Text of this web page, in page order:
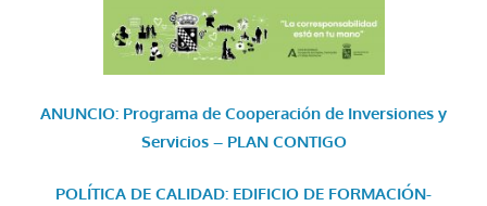
ANUNCIO: Programa de Cooperación de Inversiones y
Servicios – PLAN CONTIGO
POLÍTICA DE CALIDAD: EDIFICIO DE FORMACIÓN-